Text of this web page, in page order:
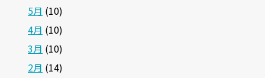
5月 (10)
4月 (10)
3月 (10)
2月 (14)